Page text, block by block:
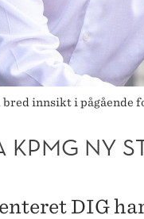
innsikt i
KPMG NY
DIG